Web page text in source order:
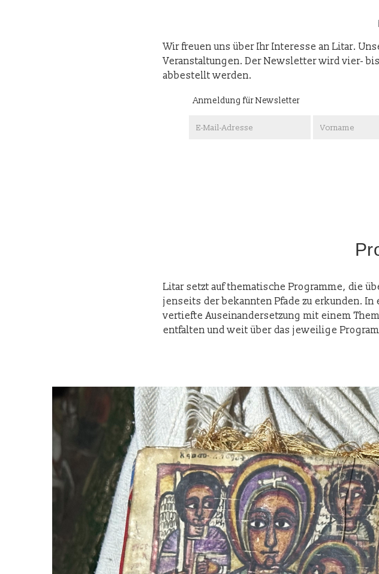
Wir freuen uns über Ihr Interesse an Litar.
Veranstaltungen. Der Newsletter wird vier-
abbestellt werden.
Anmeldung für Newsletter
Litar setzt auf thematische Programme, die
jenseits der bekannten Pfade zu erkunden.
vertiefte Auseinandersetzung mit einem
entfalten und weit über das jeweilige